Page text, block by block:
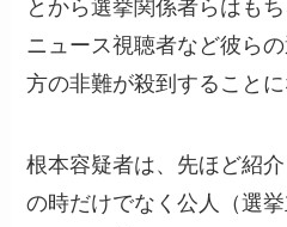
とから選挙関係者らはも
ニュース視聴者など彼ら
方の非難が殺到することに
根本容疑者は、先ほど紹
の時だけでなく公人（選